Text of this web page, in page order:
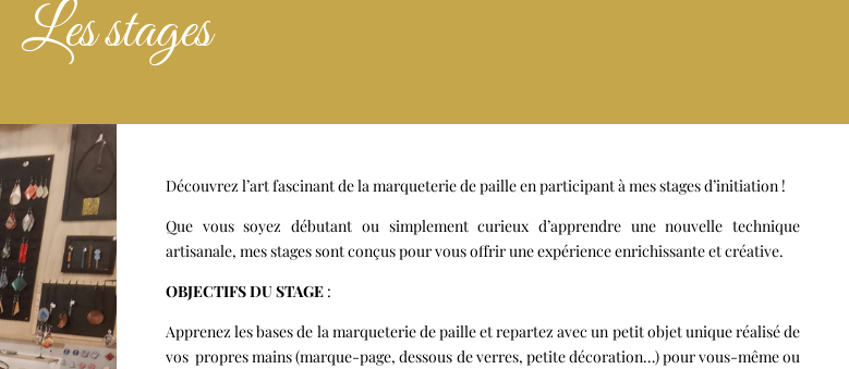
Les stages
Découvrez l’art fascinant de la marqueterie de paille en participant à mes stages d’initiation !
Que vous soyez débutant ou simplement curieux d’apprendre une nouvelle technique
artisanale, mes stages sont conçus pour vous offrir une expérience enrichissante et créative.
OBJECTIFS DU STAGE :
Apprenez les bases de la marqueterie de paille et repartez avec un petit objet unique réalisé de
vos propres mains (marque-page, dessous de verres, petite décoration…) pour vous-même ou